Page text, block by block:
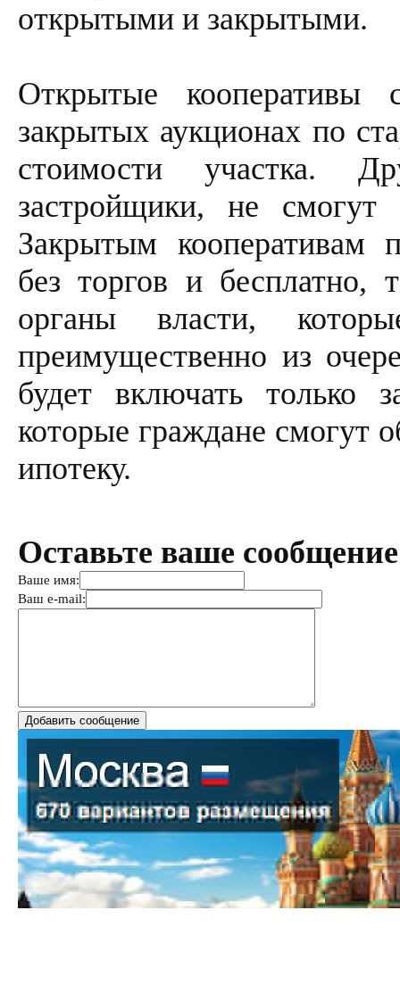
открытыми и закрытыми.
Открытые кооперативы
закрытых аукционах по
стоимости участка.
застройщики, не смогут
Закрытым кооперативам
без торгов и бесплатно,
органы власти,
преимущественно из
будет включать только
которые граждане смогут
ипотеку.
Оставьте ваше
Ваше имя:
Ваш e-mail: